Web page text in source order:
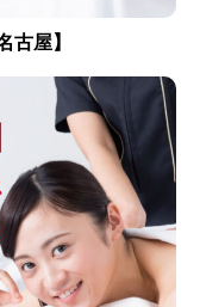
古屋】